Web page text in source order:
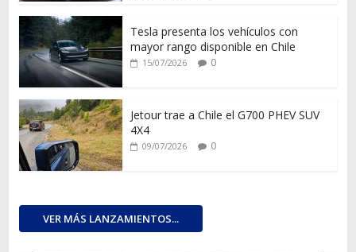
Tesla presenta los vehículos con
mayor rango disponible en Chile
15/07/2026 0
Jetour trae a Chile el G700 PHEV SUV
4X4
09/07/2026 0
VER MÁS LANZAMIENTOS...